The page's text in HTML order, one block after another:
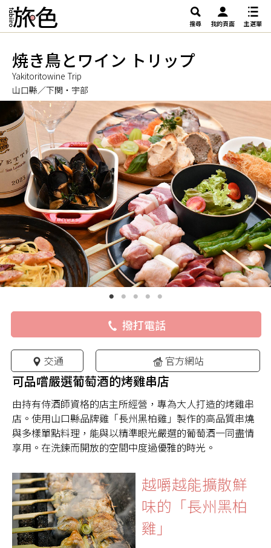
搜尋 我的頁面 主選單
焼き鳥とワイン トリップ
Yakitoritowine Trip
山口縣／下関・宇部
撥打電話
交通 官方網站
可品嚐嚴選葡萄酒的烤雞串店
由持有侍酒師資格的店主所經營，專為大人打造的烤雞串
店。使用山口縣品牌雞「長州黑柏雞」製作的高品質串燒
與多樣單點料理，能與以精準眼光嚴選的葡萄酒一同盡情
享用。在洗鍊而開放的空間中度過優雅的時光。
越嚼越能擴散鮮
味的「長州黑柏
雞」